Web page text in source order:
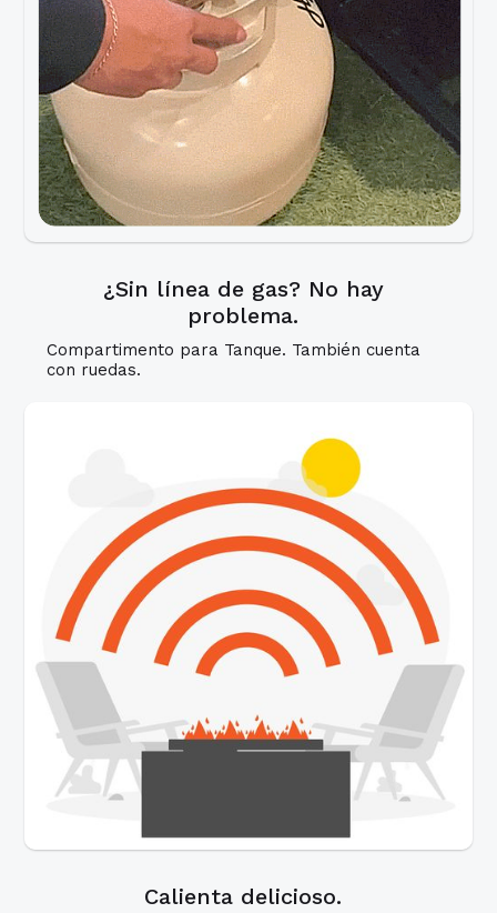
¿Sin línea de gas? No hay
problema.
Compartimento para Tanque. También cuenta
con ruedas.
Calienta delicioso.